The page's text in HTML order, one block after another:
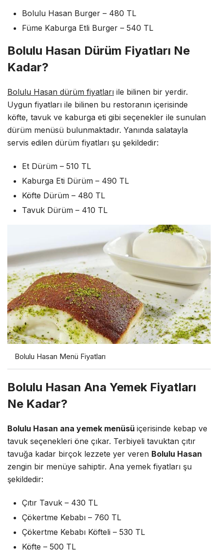
Bolulu Hasan Burger – 480 TL
Füme Kaburga Etli Burger – 540 TL
Bolulu Hasan Dürüm Fiyatları Ne
Kadar?
Bolulu Hasan dürüm fiyatları ile bilinen bir yerdir.
Uygun fiyatları ile bilinen bu restoranın içerisinde
köfte, tavuk ve kaburga eti gibi seçenekler ile sunulan
dürüm menüsü bulunmaktadır. Yanında salatayla
servis edilen dürüm fiyatları şu şekildedir:
Et Dürüm – 510 TL
Kaburga Eti Dürüm – 490 TL
Köfte Dürüm – 480 TL
Tavuk Dürüm – 410 TL
Bolulu Hasan Menü Fiyatları
Bolulu Hasan Ana Yemek Fiyatları
Ne Kadar?
Bolulu Hasan ana yemek menüsü içerisinde kebap ve
tavuk seçenekleri öne çıkar. Terbiyeli tavuktan çıtır
tavuğa kadar birçok lezzete yer veren Bolulu Hasan
zengin bir menüye sahiptir. Ana yemek fiyatları şu
şekildedir:
Çıtır Tavuk – 430 TL
Çökertme Kebabı – 760 TL
Çökertme Kebabı Köfteli – 530 TL
Köfte – 500 TL